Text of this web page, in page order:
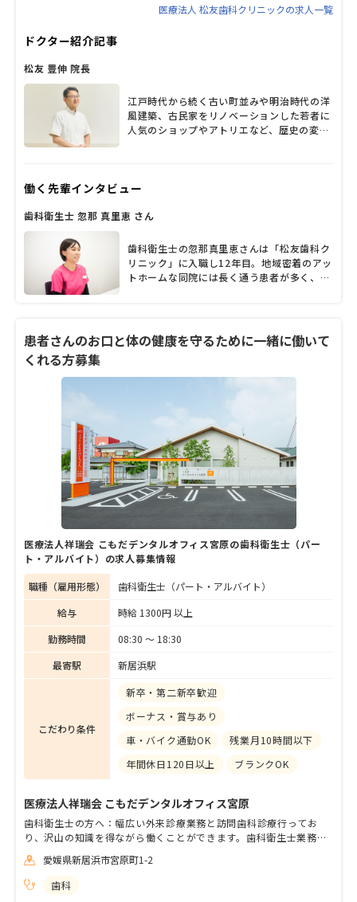
医療法人 松友歯科クリニックの求人一覧
ドクター紹介記事
松友 豊伸 院長
江戸時代から続く古い町並みや明治時代の洋
風建築、古民家をリノベーションした若者に
人気のショップやアトリエなど、歴史の変遷
ニック」だ。院長の松友豊伸先生がそれぞれ
し、子どもから高齢者まで幅広い診療を行っ
識して、院内の改装や設備投資を続けてきた
という松友院長に、診療方針や患者層、力を
入れていること、今後の展望など、たっぷり
働く先輩インタビュー
歯科衛生士 忽那 真里恵 さん
歯科衛生士の忽那真里恵さんは「松友歯科ク
リニック」に入職し12年目。地域密着のアッ
トホームな同院には長く通う患者が多く、
る医院でありたい」という院長の想いのも
と、結婚後も変わらず勤務を続け、現在は主
さん。長く働いているからこそ見えてくる
「松友歯科クリニック」の職場環境や女性と
しての働き方について、話を聞きました。
患者さんのお口と体の健康を守るために一緒に働いて
くれる方募集
医療法人祥瑞会 こもだデンタルオフィス宮原の歯科衛生士（パー
ト・アルバイト）の求人募集情報
職種（雇用形態）
歯科衛生士（パート・アルバイト）
給与
時給 1300円 以上
勤務時間
08:30 〜 18:30
最寄駅
新居浜駅
こだわり条件
新卒・第二新卒歓迎
ボーナス・賞与あり
車・バイク通勤OK
残業月10時間以下
年間休日120日以上
ブランクOK
医療法人祥瑞会 こもだデンタルオフィス宮原
歯科衛生士の方へ：幅広い外来診療業務と訪問歯科診療行ってお
り、沢山の知識を得ながら働くことができます。歯科衛生士業務は
歯科助手および事務の方へ：経験は不問。一から丁寧に業務内容を
お教えします。医院の一員として職場を盛り上げてくれる方、大歓
迎いたします。 木・土午後と日祝休みのため、実質完全週休二日制
愛媛県新居浜市宮原町1-2
歯科